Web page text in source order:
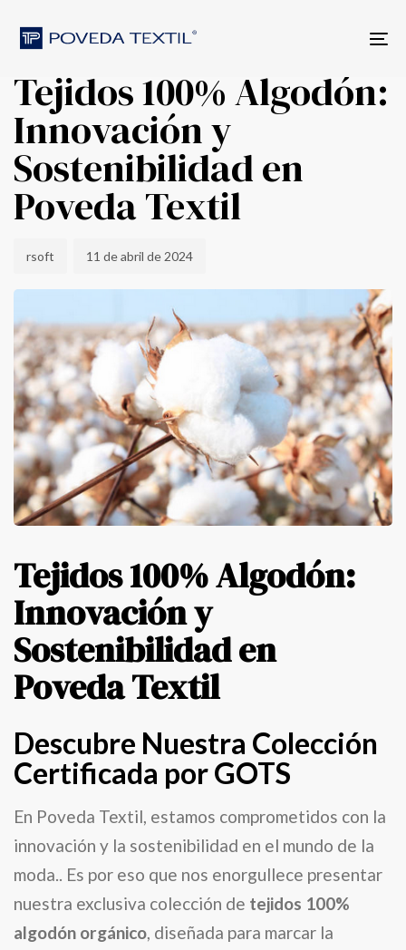
links
primary
Skip
content
IN:
MODA SOSTENIBLE
Tejidos 100% Algodón:
Innovación y
Sostenibilidad en
Poveda Textil
rsoft
on:
11 de abril de 2024
Tejidos 100% Algodón:
Innovación y
Sostenibilidad en
Poveda Textil
Descubre Nuestra Colección
Certificada por GOTS
En Poveda Textil, estamos comprometidos con la
innovación y la sostenibilidad en el mundo de la
moda.. Es por eso que nos enorgullece presentar
nuestra exclusiva colección de tejidos 100%
algodón orgánico, diseñada para marcar la